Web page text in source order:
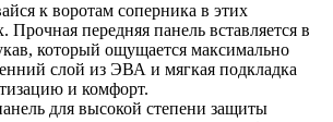
к воротам соперника в этих
передняя панель вставляется в
который ощущается максимально
слой из ЭВА и мягкая подкладка
и комфорт.
для высокой степени защиты